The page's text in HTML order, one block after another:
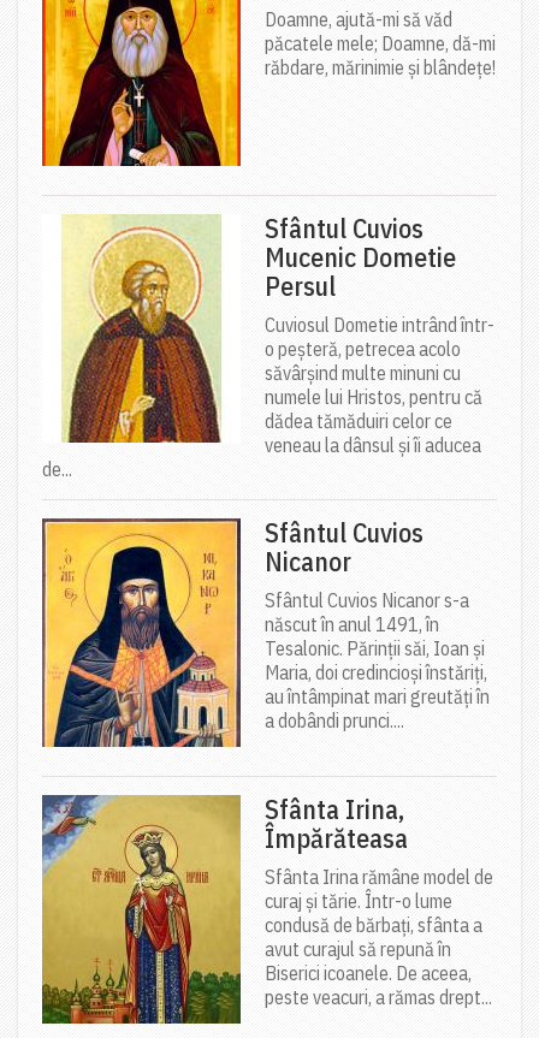
Doamne, ajută-mi să văd
păcatele mele; Doamne, dă-mi
răbdare, mărinimie şi blândeţe!
Sfântul Cuvios
Mucenic Dometie
Persul
Cuviosul Dometie intrând într-
o peșteră, petrecea acolo
săvârșind multe minuni cu
numele lui Hristos, pentru că
dădea tămăduiri celor ce
veneau la dânsul și îi aducea
de...
Sfântul Cuvios
Nicanor
Sfântul Cuvios Nicanor s-a
născut în anul 1491, în
Tesalonic. Părinții săi, Ioan și
Maria, doi credincioși înstăriți,
au întâmpinat mari greutăți în
a dobândi prunci....
Sfânta Irina,
Împărăteasa
Sfânta Irina rămâne model de
curaj și tărie. Într-o lume
condusă de bărbați, sfânta a
avut curajul să repună în
Biserici icoanele. De aceea,
peste veacuri, a rămas drept...